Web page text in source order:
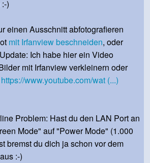
)
einen Ausschnitt abfotografieren
mit Irfanview beschneiden, oder
Ich habe hier ein Video
mit Irfanview verkleinern oder
https://www.youtube.com/wat (...)
Problem: Hast du den LAN Port an
Mode" auf "Power Mode" (1.000
bremst du dich ja schon vor dem
:-)